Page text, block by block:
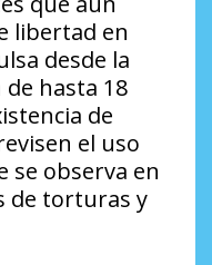
libertad en
desde la
de hasta 18
de
el uso
se observa en
de torturas y